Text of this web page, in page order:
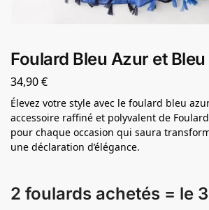
Foulard Bleu Azur et
34,90€
Élevez votre style avec le foulard bleu
accessoire raffiné et polyvalent de
pour chaque occasion qui saura
une déclaration d’élégance.
2 foulards achetés = le